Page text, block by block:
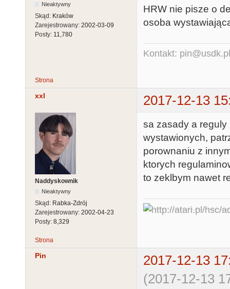
Nieaktywny
Skąd: Kraków
Zarejestrowany: 2002-03-09
Posty: 11,780
HRW nie pisze o
osoba
Kontakt: pin@usdk.pl
Strona
xxl 2017-12-13
Naddyskownik
Nieaktywny
Skąd: Rabka-Zdrój
Zarejestrowany: 2002-04-23
Posty: 8,329
sa zasady a reguly
wystawionych,
porownaniu z
ktorych
to zeklbym nawet
Strona
Pin
2017-12-13
(2017-12-13